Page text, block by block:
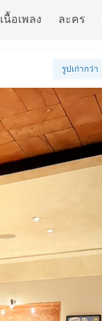
เนื้อเพลง ละคร
รูปเก่ากว่า